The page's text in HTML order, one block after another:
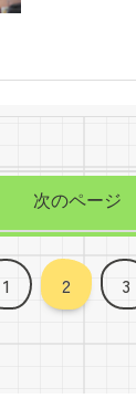
次のページ
1 2 3